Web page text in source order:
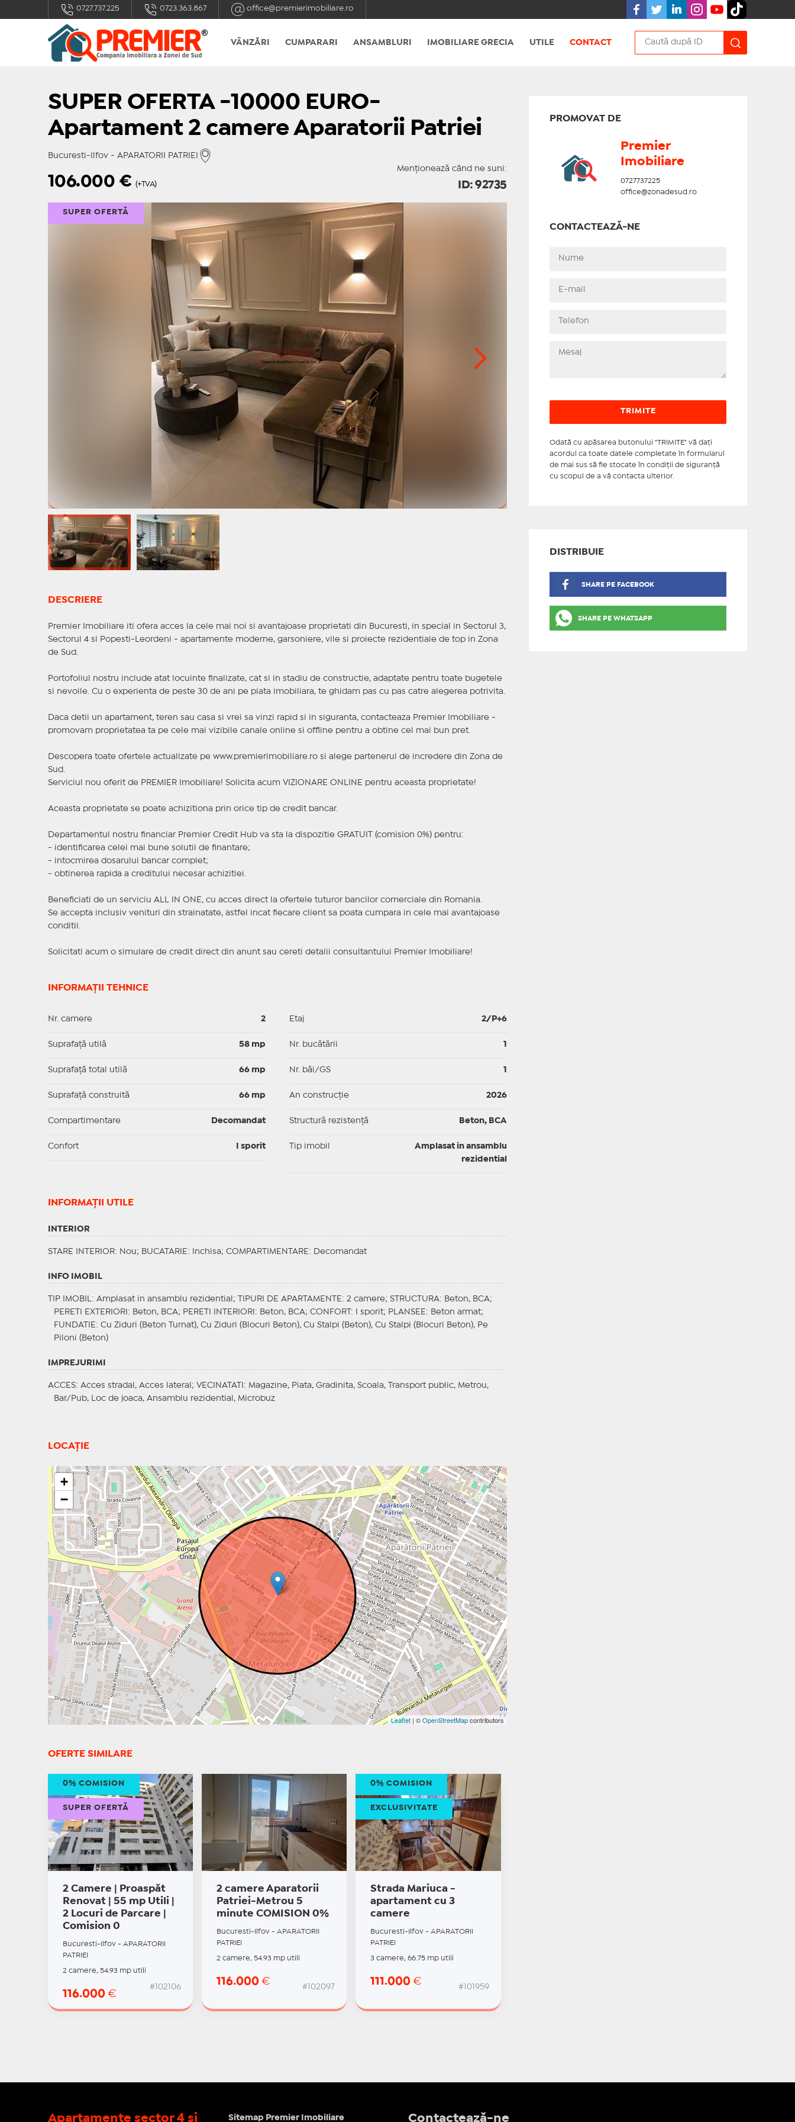
0727.737.225 0723.363.867 office@premierimobiliare.ro
VÂNZĂRI CUMPARARI ANSAMBLURI IMOBILIARE GRECIA UTILE CONTACT
SUPER OFERTA -10000 EURO-
Apartament 2 camere Aparatorii Patriei
Bucuresti-Ilfov - APARATORII PATRIEI
Menționează când ne suni:
106.000 € (+TVA) ID: 92735
SUPER OFERTĂ
DESCRIERE
Premier Imobiliare iti ofera acces la cele mai noi si avantajoase proprietati din Bucuresti, in special in Sectorul 3,
Sectorul 4 si Popesti-Leordeni - apartamente moderne, garsoniere, vile si proiecte rezidentiale de top in Zona
de Sud.
Portofoliul nostru include atat locuinte finalizate, cat si in stadiu de constructie, adaptate pentru toate bugetele
si nevoile. Cu o experienta de peste 30 de ani pe piata imobiliara, te ghidam pas cu pas catre alegerea potrivita.
Daca detii un apartament, teren sau casa si vrei sa vinzi rapid si in siguranta, contacteaza Premier Imobiliare -
promovam proprietatea ta pe cele mai vizibile canale online si offline pentru a obtine cel mai bun pret.
Descopera toate ofertele actualizate pe www.premierimobiliare.ro si alege partenerul de incredere din Zona de
Sud.
Serviciul nou oferit de PREMIER Imobiliare! Solicita acum VIZIONARE ONLINE pentru aceasta proprietate!
Aceasta proprietate se poate achizitiona prin orice tip de credit bancar.
Departamentul nostru financiar Premier Credit Hub va sta la dispozitie GRATUIT (comision 0%) pentru:
- identificarea celei mai bune solutii de finantare;
- intocmirea dosarului bancar complet;
- obtinerea rapida a creditului necesar achizitiei.
Beneficiati de un serviciu ALL IN ONE, cu acces direct la ofertele tuturor bancilor comerciale din Romania.
Se accepta inclusiv venituri din strainatate, astfel incat fiecare client sa poata cumpara in cele mai avantajoase
conditii.
Solicitati acum o simulare de credit direct din anunt sau cereti detalii consultantului Premier Imobiliare!
INFORMAȚII TEHNICE
Nr. camere 2
Suprafaţă utilă 58 mp
Suprafaţă total utilă 66 mp
Suprafaţă construită 66 mp
Compartimentare Decomandat
Confort I sporit
Etaj 2/P+6
Nr. bucătării
Nr. băi/GS
An construcție 2026
Structură rezistență Beton, BCA
Tip imobil
Amplasat in ansamblu
rezidential
INFORMAŢII UTILE
INTERIOR
STARE INTERIOR: Nou; BUCATARIE : Inchisa; COMPARTIMENTARE : Decomandat
INFO IMOBIL
TIP IMOBIL : Amplasat in ansamblu rezidential; TIPURI DE APARTAMENTE : 2 camere; STRUCTURA: Beton, BCA;
PERETI EXTERIORI : Beton, BCA; PERETI INTERIORI : Beton, BCA; CONFORT : I sporit; PLANSEE : Beton armat;
FUNDATIE : Cu Ziduri (Beton Turnat), Cu Ziduri (Blocuri Beton), Cu Stalpi (Beton), Cu Stalpi (Blocuri Beton), Pe
Piloni (Beton)
IMPREJURIMI
ACCES: Acces stradal, Acces lateral; VECINATATI
: Magazine, Piata, Gradinita, Scoala, Transport public, Metrou,
Bar/Pub, Loc de joaca, Ansamblu rezidential, Microbuz
LOCAȚIE
+
−
Leaflet| ©OpenStreetMapcontributors
PROMOVAT DE
Premier
Imobiliare
0727737225
office@zonadesud.ro
CONTACTEAZĂ-NE
Odată cu apăsarea butonului "TRIMITE" vă daţi
acordul ca toate datele completate în formularul
de mai sus să fie stocate în condiţii de siguranţă
cu scopul de a vă contacta ulterior.
DISTRIBUIE
SHARE PE FACEBOOK
SHARE PE WHATSAPP
OFERTE SIMILARE
2 Camere | Proaspăt
Renovat | 55 mp Utili |
2 Locuri de Parcare |
Comision 0
Bucuresti-Ilfov - APARATORII
PATRIEI
2 camere, 54.93 mp utili
116.000 €
#102106
0% COMISION
SUPER OFERTĂ
2 camere Aparatorii
Patriei-Metrou 5
minute COMISION 0%
Bucuresti-Ilfov - APARATORII
PATRIEI
2 camere, 54.93 mp utili
116.000€
#102097
Strada Mariuca -
apartament cu 3
camere
Bucuresti-Ilfov - APARATORII
PATRIEI
3 camere, 66.75 mp utili
111.000€
#101959
0% COMISION
EXCLUSIVITATE
Apartamente sector 4 si Sitemap Premier Imobiliare Contactează-ne